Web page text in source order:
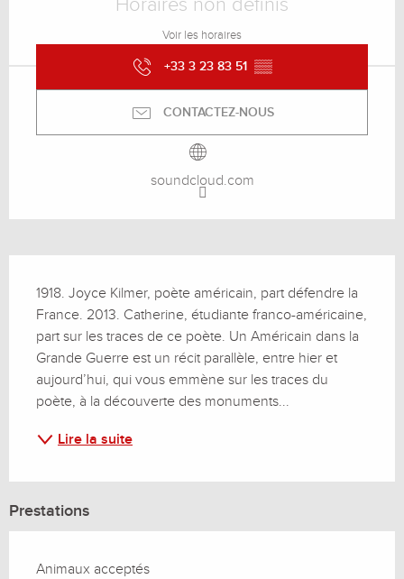
Voir les horaires
+33 3 23 83 51 ▒▒
CONTACTEZ-NOUS
soundcloud.com
1918. Joyce Kilmer, poète américain, part défendre la
France. 2013. Catherine, étudiante franco-américaine,
part sur les traces de ce poète. Un Américain dans la
Grande Guerre est un récit parallèle, entre hier et
aujourd’hui, qui vous emmène sur les traces du
poète, à la découverte des monuments...
Lire la suite
Prestations
Animaux acceptés